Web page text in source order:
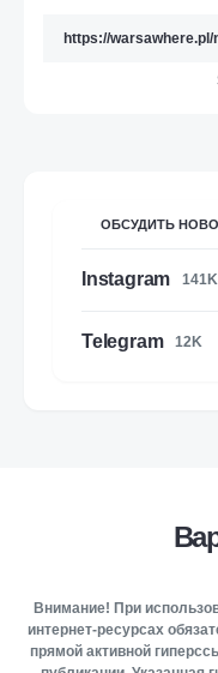
ОБСУДИТЬ
Instagram 141K
Telegram 12K
Внимание! При
интернет-ресурсах
прямой активной